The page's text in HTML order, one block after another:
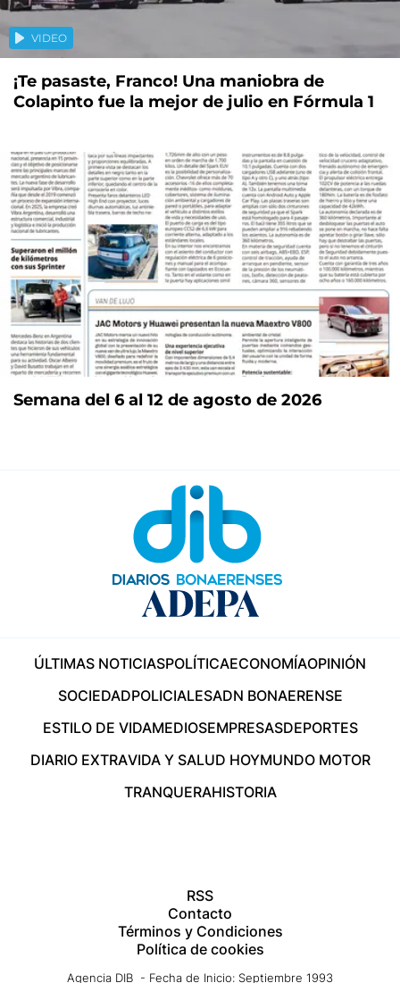
VIDEO
¡Te pasaste, Franco! Una maniobra de
Colapinto fue la mejor de julio en Fórmula 1
Semana del 6 al 12 de agosto de 2026
ÚLTIMAS NOTICIASPOLÍTICAECONOMÍAOPINIÓN
SOCIEDADPOLICIALESADN BONAERENSE
ESTILO DE VIDAMEDIOSEMPRESASDEPORTES
DIARIO EXTRAVIDA Y SALUD HOYMUNDO MOTOR
TRANQUERAHISTORIA
RSS
Contacto
Términos y Condiciones
Política de cookies
Agencia DIB - Fecha de Inicio: Septiembre 1993